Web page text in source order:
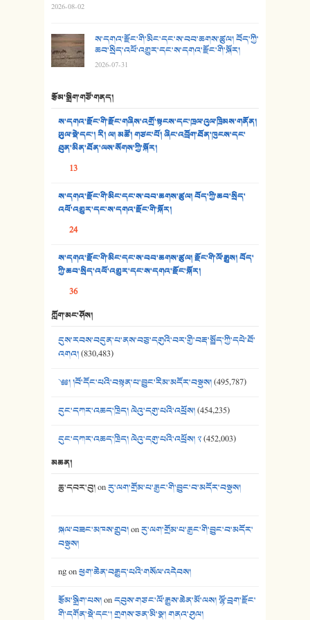
30. སི་ལིང་འབྲི་མོ། - ཕན་ཐོག
31. ཕ་ཡུལ་ཡར་ཀླུང་།
32. ཨ་མ།
33. འཛོམས་པའི་ལམ།
34. ཉི་མ་སེམས་ལ་ཞོག་དང་། - ཟླ་སྒྲོན།
36. ཟླ་གཞོན་སྙན་དབྱངས། - ཟླ་སྒྲོན།
38. ཡབ་ཡུམ། - ཟླ་སྒྲོན།
2026-08-02
ས་དགའ་རྫོང་གི་མིང་དང་ས་བབ་ཆགས་ཚུལ། བོད་ཀྱི་
ཆབ་སྲིད་འཕོ་འགྱུར་དང་ས་དགའ་རྫོང་གི་སྐོར།
2026-07-31
རྩོམ་སྒྲིག་གཙོ་གནད།
ས་དགའ་རྫོང་གི་རྫོང་གཞིས་འགྲོ་སྟངས་དང་ཁྲལ་འུལ་ཁྲིམས་གནོན།
ཡུལ་སྡེ་དང་། རི། ལ། མཚོ། གཙང་པོ། ཞིང་འབྲོག་ཐོན་ཁུངས་དང་
ཐུན་མིན་ཐོན་ལས་སོགས་ཀྱི་སྐོར།
13
ས་དགའ་རྫོང་གི་མིང་དང་ས་བབ་ཆགས་ཚུལ། བོད་ཀྱི་ཆབ་སྲིད་
འཕོ་འགྱུར་དང་ས་དགའ་རྫོང་གི་སྐོར།
24
ས་དགའ་རྫོང་གི་མིང་དང་ས་བབ་ཆགས་ཚུལ། རྫོང་གི་ལོ་རྒྱུས། བོད་
ཀྱི་ཆབ་སྲིད་འཕོ་འགྱུར་དང་ས་དགའ་རྫོང་སྐོར།
36
ཀློག་མང་ཤོས།
དུས་རབས་བདུན་པ་ནས་བཅུ་དགུའི་བར་གྱི་བརྡ་སྤྲོད་ཀྱི་དཔེ་ཐོ་
འགའ།(830,483)
༄༅། །བོ་དོང་པའི་བསྟན་པ་བྱུང་རིམ་མདོར་བསྡུས།(495,787)
དུང་དཀར་འཆད་ཁྲིད། ལེའུ་དགུ་པའི་འཕྲོས།(454,235)
དུང་དཀར་འཆད་ཁྲིད། ལེའུ་དགུ་པའི་འཕྲོས། ༢(452,003)
མཆན།
ཆུ་དབར་བུ།onརུ་ལག་གྲོམ་པ་རྒྱང་གི་བྱུང་བ་མདོར་བསྡུས།
སྐལ་བཟང་མཁས་གྲུབ།onརུ་ལག་གྲོམ་པ་རྒྱང་གི་བྱུང་བ་མདོར་
བསྡུས།
ngonཕྱག་ཆེན་བརྒྱུད་པའི་གསོལ་འདེབས།
རྩོམ་སྒྲིག་པས།onདབུས་གཙང་ལོ་རྒྱུས་ཆེན་མོ་ལས། ལྷོ་བྲག་རྫོང་
གི་དགོན་སྡེ་དང་། གྲགས་ཅན་མི་སྣ། གནའ་ཤུལ།